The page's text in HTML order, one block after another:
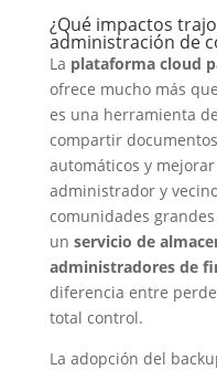
¿Qué impactos
administración de
La plataforma cloud
ofrece mucho más
es una herramienta
compartir
automáticos y
administrador y
comunidades
un servicio de
administradores de
diferencia entre
total control.
La adopción del